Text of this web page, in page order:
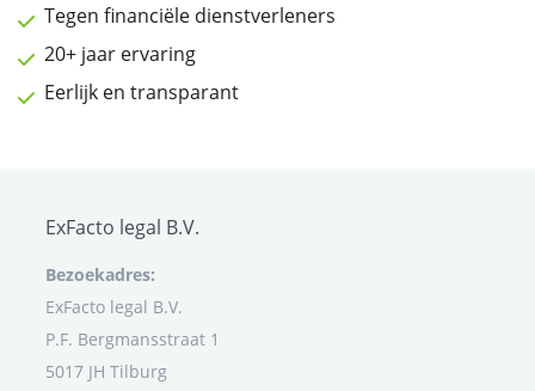
Tegen financiële dienstverleners
20+ jaar ervaring
Eerlijk en transparant
ExFacto legal B.V.
Bezoekadres:
ExFacto legal B.V.
P.F. Bergmansstraat 1
5017 JH Tilburg